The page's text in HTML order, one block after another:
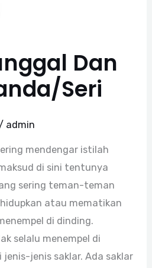
Dan
Seri
/ admin
mendengar istilah
di sini tentunya
sering teman-teman
atau mematikan
di dinding.
selalu menempel di
jenis-jenis saklar. Ada saklar